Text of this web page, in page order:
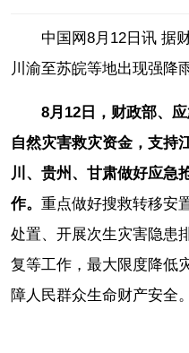
中国瓷
国情
海洋
联盟
中国网8月12日讯 据
川渝至苏皖等地出现强降
8月12日，财政部、
自然灾害救灾资金，支持
川、贵州、甘肃做好应急
作。 重点做好搜救转移安
处置、开展次生灾害隐患
复等工作，最大限度降低
障人民群众生命财产安全。